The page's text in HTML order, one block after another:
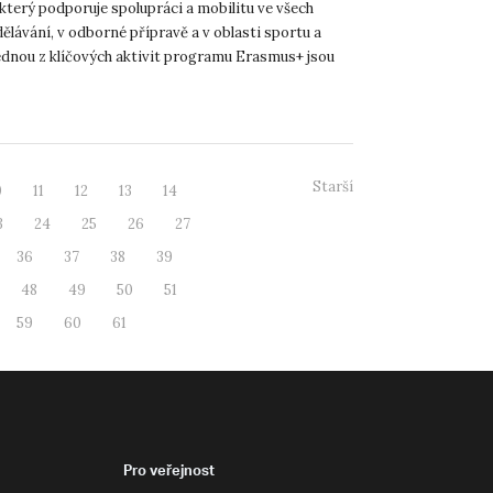
mobility Erasmus+
který podporuje spolupráci a mobilitu ve všech
v odborné přípravě a v oblasti sportu a
z klíčových aktivit programu Erasmus+ jsou
11 12 13
14
24 25 26
27
36 37 38
39
48 49 50
51
59 60 61
Starší
Pro veřejnost